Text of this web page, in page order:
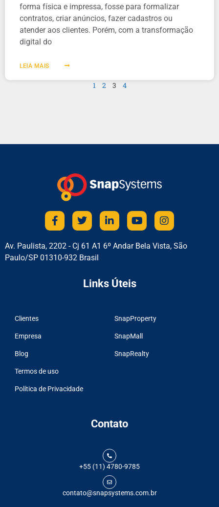
forma física e impressa, fosse para formalizar
contratos, criar anúncios, fazer cadastros ou
atender aos clientes. Porém, com a transformação
digital do
LEIA MAIS
1 2 3 4
Av. Paulista, 2202 - Cj 61 A1 6º Andar Bela Vista, São
Paulo/SP 01310-932 Brasil
Links Úteis
Clientes
Empresa
Blog
Termos de uso
Política de Privacidade
SnapProperty
SnapMall
SnapRealty
Contato
+55 (11) 4780-9785
contato@snapsystems.com.br